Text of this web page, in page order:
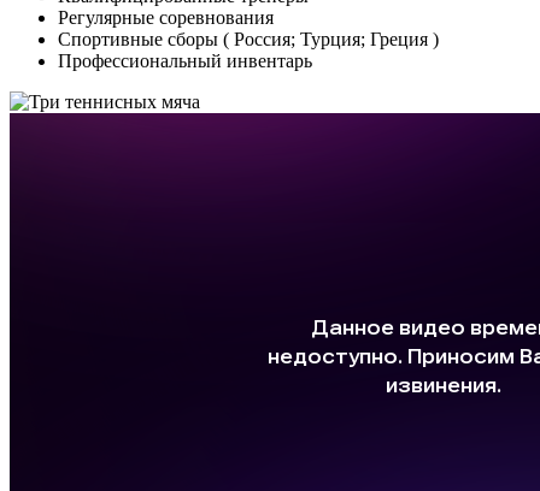
Регулярные соревнования
Спортивные сборы ( Россия; Турция; Греция )
Профессиональный инвентарь